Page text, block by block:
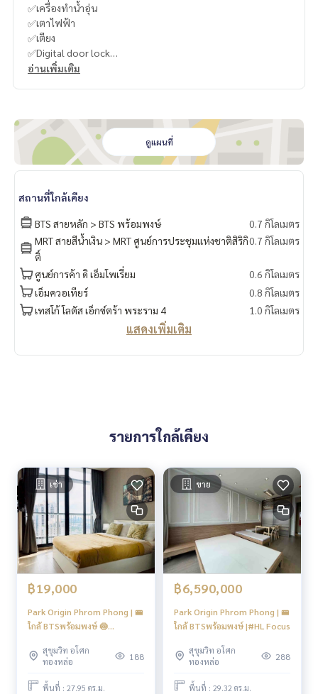
✅เครื่องทำน้ำอุ่น
✅เตาไฟฟ้า
✅เตียง
✅Digital door lock
การรักษาความปลอดภัย 24 ชั่วโมง
กล้องวงจรปิด
สระว่ายน้ำ Cloud Pool
Co-Working Space
โต๊ะปิงปอง
ห้องเซาว์น่า
พรีเมี่ยมฟิตเนส
เวทีมวย
สวนหย่อม / พื้นที่จัดบาร์บีคิว
สนามเด็กเล่น / พื้นที่สำหรับเด็ก
ร้านค้าในโครงการ
ร้านอาหารในโครงการ
กล้องวงจรปิด CCTV 24 ชั่วโมง
ระบบ Access Control ด้วย Key Card เข้า-ออกอาคาร และพื้นที่
Lotus พระราม 4 : 1.0 กม.
Miracle Mall : 1.0 กม.
K Village : 1.1 กม.
สวนเพลินมาร์เก็ต : 2.0 กม.
Terminal 21 : 2.0 กม.
โรบินสัน สุขุมวิท : 2.1 กม.
Korean Town : 2.2 กม.
Major Cineplex เอกมัย : 2.2 กม.
Gateway เอกมัย : 2.7 กม.
รร.สายน้ำผึ้ง : 200 ม.
รร.วัฒนาวิทยาลัย : 2.9 กม.
มหาวิทยาลัยศรีนครินทร์วิโรฒ : 2.9 กม.
ศูนย์ประชุมแห่งชาติสิริกิติ์ : 2.4 กม.
สวนเบญจสิริ : 850 ม.
สวนเบญจกิติ : 3.4 กม
อ่านเพิ่มเติม
ดูแผนที่
สถานที่ใกล้เคียง
BTS สายหลัก > BTS พร้อมพงษ์
0.7 กิโลเมตร
MRT สายสีน้ำเงิน > MRT ศูนย์การประชุมแห่งชาติสิริกิ
ติ์
0.7 กิโลเมตร
ศูนย์การค้า ดิ เอ็มโพเรี่ยม
0.6 กิโลเมตร
เอ็มควอเทียร์
0.8 กิโลเมตร
เทสโก้ โลตัส เอ็กซ์ตร้า พระราม 4
1.0 กิโลเมตร
แสดงเพิ่มเติม
รายการใกล้เคียง
เช่า
฿19,000
Park Origin Phrom Phong | 🚝
ใกล้ BTSพร้อมพงษ์ 🍥
สุขุมวิท อโศก
ทองหล่อ
188
พื้นที่ : 27.95 ตร.ม.
ขาย
฿6,590,000
Park Origin Phrom Phong | 🚝
ใกล้ BTSพร้อมพงษ์ |#HL Focus
สุขุมวิท อโศก
ทองหล่อ
288
พื้นที่ : 29.32 ตร.ม.